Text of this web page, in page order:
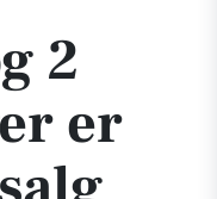
2
er